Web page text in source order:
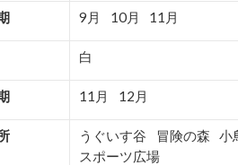
9月 10月 11月
白
11月 12月
うぐいす谷 冒険の森 小
スポーツ広場